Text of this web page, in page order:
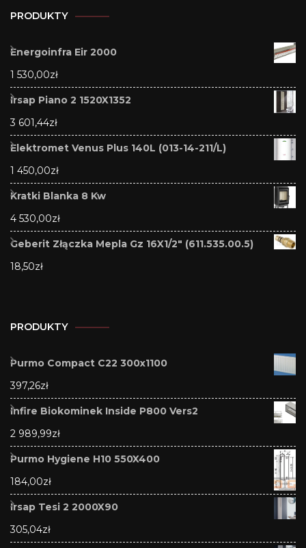
PRODUKTY
Energoinfra Eir 2000
1 530,00zł
Irsap Piano 2 1520X1352
3 601,44zł
Elektromet Venus Plus 140L (013-14-211/L)
1 450,00zł
Kratki Blanka 8 Kw
4 530,00zł
Geberit Złączka Mepla Gz 16X1/2" (611.535.00.5)
18,50zł
PRODUKTY
Purmo Compact C22 300x1100
397,26zł
Infire Biokominek Inside P800 Vers2
2 989,99zł
Purmo Hygiene H10 550X400
184,00zł
Irsap Tesi 2 2000X90
305,04zł